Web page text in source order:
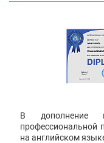
В дополнение
профессиональной
на английском